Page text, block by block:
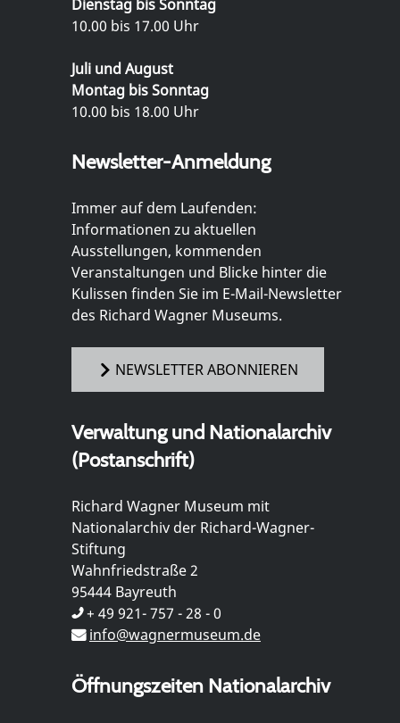
Dienstag bis Sonntag
10.00 bis 17.00 Uhr
Juli und August
Montag bis Sonntag
10.00 bis 18.00 Uhr
Newsletter-Anmeldung
Immer auf dem Laufenden:
Informationen zu aktuellen
Ausstellungen, kommenden
Veranstaltungen und Blicke hinter die
Kulissen finden Sie im E-Mail-Newsletter
des Richard Wagner Museums.
NEWSLETTER ABONNIEREN
Verwaltung und Nationalarchiv
(Postanschrift)
Richard Wagner Museum mit
Nationalarchiv der Richard-Wagner-
Stiftung
Wahnfriedstraße 2
95444 Bayreuth
+ 49 921- 757 - 28 - 0
info@wagnermuseum.de
Öffnungszeiten Nationalarchiv